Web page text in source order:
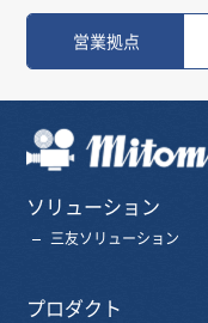
営業拠点
ソリューション
三友ソリューション
プロダクト